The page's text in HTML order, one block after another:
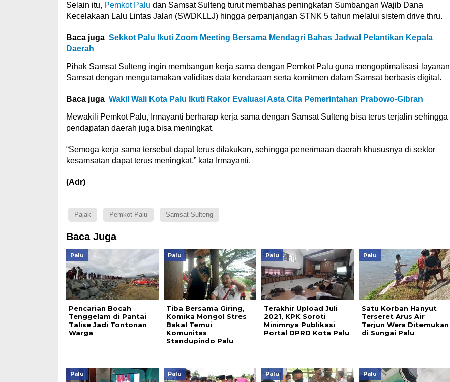
Selain itu, Pemkot Palu dan Samsat Sulteng turut membahas peningkatan Sumbangan Wajib Dana
Kecelakaan Lalu Lintas Jalan (SWDKLLJ) hingga perpanjangan STNK 5 tahun melalui sistem drive thru.
Baca juga Sekkot Palu Ikuti Zoom Meeting Bersama Mendagri Bahas Jadwal Pelantikan Kepala
Daerah
Pihak Samsat Sulteng ingin membangun kerja sama dengan Pemkot Palu guna mengoptimalisasi layanan
Samsat dengan mengutamakan validitas data kendaraan serta komitmen dalam Samsat berbasis digital.
Baca juga Wakil Wali Kota Palu Ikuti Rakor Evaluasi Asta Cita Pemerintahan Prabowo-Gibran
Mewakili Pemkot Palu, Irmayanti berharap kerja sama dengan Samsat Sulteng bisa terus terjalin sehingga
pendapatan daerah juga bisa meningkat.
“Semoga kerja sama tersebut dapat terus dilakukan, sehingga penerimaan daerah khususnya di sektor
kesamsatan dapat terus meningkat,” kata Irmayanti.
(Adr)
Pajak Pemkot Palu Samsat Sulteng
Baca Juga
Palu
Pencarian Bocah
Tenggelam di Pantai
Talise Jadi Tontonan
Warga
Palu
Tiba Bersama Giring,
Komika Mongol Stres
Bakal Temui
Komunitas
Standupindo Palu
Palu
Terakhir Upload Juli
2021, KPK Soroti
Minimnya Publikasi
Portal DPRD Kota Palu
Palu
Satu Korban Hanyut
Terseret Arus Air
Terjun Wera Ditemukan
di Sungai Palu
Palu Palu Palu Palu